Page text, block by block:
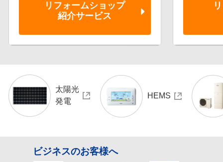
リフォームショップ
紹介サービス
太陽光
発電
HEMS
ビジネスのお客様へ